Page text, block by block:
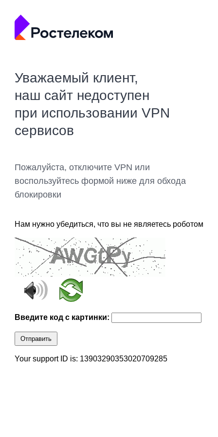
Уважаемый клиент,
наш сайт недоступен
при использовании VPN
сервисов
Пожалуйста, отключите VPN или
воспользуйтесь формой ниже для обхода
блокировки
Нам нужно убедиться, что вы не являетесь роботом
Введите код с картинки:
Отправить
Your support ID is: 13903290353020709285